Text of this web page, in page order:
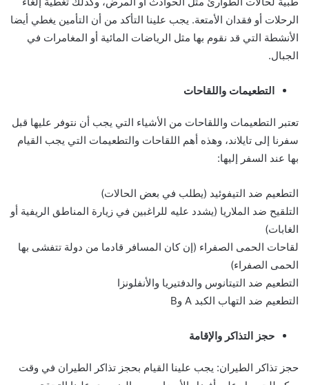
الرحلات أو فقدان الأمتعة. يجب علينا التأكد من أن التأمين يغطي أيضا
الأنشطة التي قد نقوم بها مثل الرياضات المائية أو المغامرات في
الجبال.
التطعيمات واللقاحات
تعتبر التطعيمات واللقاحات من الأشياء التي يجب أن نتوفر عليها قبل
سفرنا إلى تايلاند، وهذه أهم اللقاحات والتطعيمات التي يجب القيام
بها عند السفر إليها:
التطعيم ضد التيفوئيد (يطلب في بعض الحالات)
التلقيح ضد الملاريا (يشدد عليه للراغبين في زيارة المناطق الريفية أو
الغابات)
لقاحات الحمى الصفراء (إن كان المسافر قادما من دولة تتفشى بها
الحمى الصفراء)
التطعيم ضد التيتانوس والدفتيريا والأنفلونزا
التطعيم ضد التهاب الكبد A وB
حجز التذاكر والإقامة
حجز تذاكر الطيران: يجب علينا القيام بحجز تذاكر الطيران في وقت